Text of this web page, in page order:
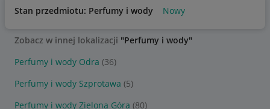
Stan przedmiotu: Perfumy i wody Nowy
Zobacz w innej lokalizacji "Perfumy i wody"
Perfumy i wody Odra (36)
Perfumy i wody Szprotawa (5)
Perfumy i wody Zielona Góra (80)